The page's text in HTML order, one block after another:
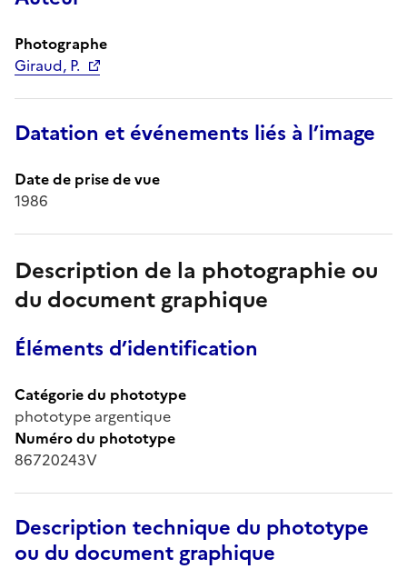
Photographe
Giraud, P.
Datation et événements liés à l’image
Date de prise de vue
1986
Description de la photographie ou
du document graphique
Éléments d’identification
Catégorie du phototype
phototype argentique
Numéro du phototype
86720243V
Description technique du phototype
ou du document graphique